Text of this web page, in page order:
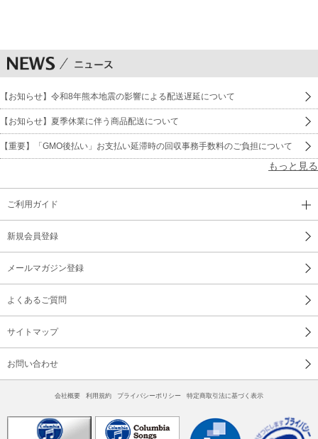
【お知らせ】令和8年熊本地震の影響による配送遅延について
【お知らせ】夏季休業に伴う商品配送について
【重要】「GMO後払い」お支払い延滞時の回収事務手数料のご負担について
もっと見る
ご利用ガイド
新規会員登録
メールマガジン登録
よくあるご質問
サイトマップ
お問い合わせ
会社概要 利用規約 プライバシーポリシー 特定商取引法に基づく表示